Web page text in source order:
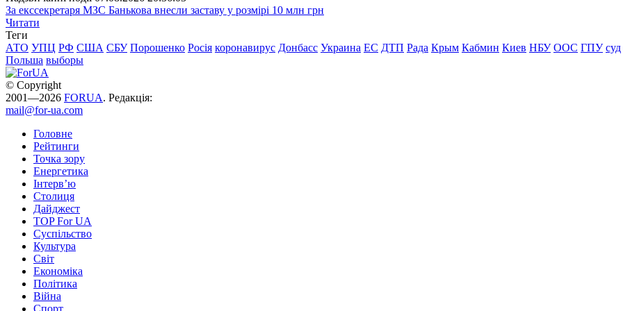
За екссекретаря МЗС Банькова внесли заставу у розмірі 10 млн грн
Читати
Теги
АТО УПЦ РФ США СБУ Порошенко Росія коронавирус Донбасс Украина ЕС ДТП Рада Крым Кабмин Киев НБУ ООС ГПУ суд
Польша выборы
© Copyright
2001—2026 FORUA. Редакція:
mail@for-ua.com
Головне
Рейтинги
Точка зору
Енергетика
Інтерв’ю
Столиця
Дайджест
TOP For UA
Суспiльство
Культура
Світ
Економіка
Політика
Війна